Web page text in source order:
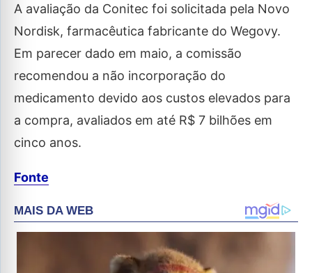
A avaliação da Conitec foi solicitada pela Novo
Nordisk, farmacêutica fabricante do Wegovy.
Em parecer dado em maio, a comissão
recomendou a não incorporação do
medicamento devido aos custos elevados para
a compra, avaliados em até R$ 7 bilhões em
cinco anos.
Fonte